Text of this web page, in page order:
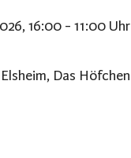
16:00 - 11:00 Uhr
Das Höfchen